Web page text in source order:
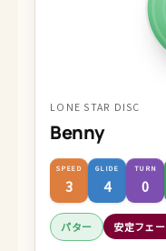
LONE STAR DISC
Benny
SPEED
3
GLIDE
4
TURN
0
パター 安定フェ